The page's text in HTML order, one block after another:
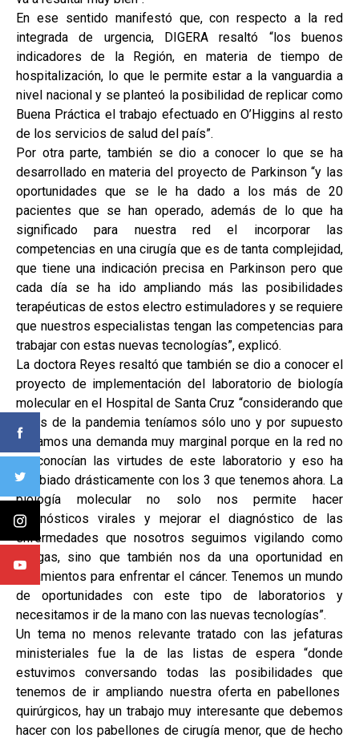
En ese sentido manifestó que, con respecto a la red
integrada de urgencia, DIGERA resaltó “los buenos
indicadores de la Región, en materia de tiempo de
hospitalización, lo que le permite estar a la vanguardia a
nivel nacional y se planteó la posibilidad de replicar como
Buena Práctica el trabajo efectuado en O’Higgins al resto
de los servicios de salud del país”.
Por otra parte, también se dio a conocer lo que se ha
desarrollado en materia del proyecto de Parkinson “y las
oportunidades que se le ha dado a los más de 20
pacientes que se han operado, además de lo que ha
significado para nuestra red el incorporar las
competencias en una cirugía que es de tanta complejidad,
que tiene una indicación precisa en Parkinson pero que
cada día se ha ido ampliando más las posibilidades
terapéuticas de estos electro estimuladores y se requiere
que nuestros especialistas tengan las competencias para
trabajar con estas nuevas tecnologías”, explicó.
La doctora Reyes resaltó que también se dio a conocer el
proyecto de implementación del laboratorio de biología
molecular en el Hospital de Santa Cruz “considerando que
antes de la pandemia teníamos sólo uno y por supuesto
teníamos una demanda muy marginal porque en la red no
se conocían las virtudes de este laboratorio y eso ha
cambiado drásticamente con los 3 que tenemos ahora. La
biología molecular no solo nos permite hacer
diagnósticos virales y mejorar el diagnóstico de las
enfermedades que nosotros seguimos vigilando como
Chagas, sino que también nos da una oportunidad en
tratamientos para enfrentar el cáncer. Tenemos un mundo
de oportunidades con este tipo de laboratorios y
necesitamos ir de la mano con las nuevas tecnologías”.
Un tema no menos relevante tratado con las jefaturas
ministeriales fue la de las listas de espera “donde
estuvimos conversando todas las posibilidades que
tenemos de ir ampliando nuestra oferta en pabellones
quirúrgicos, hay un trabajo muy interesante que debemos
hacer con los pabellones de cirugía menor, que de hecho